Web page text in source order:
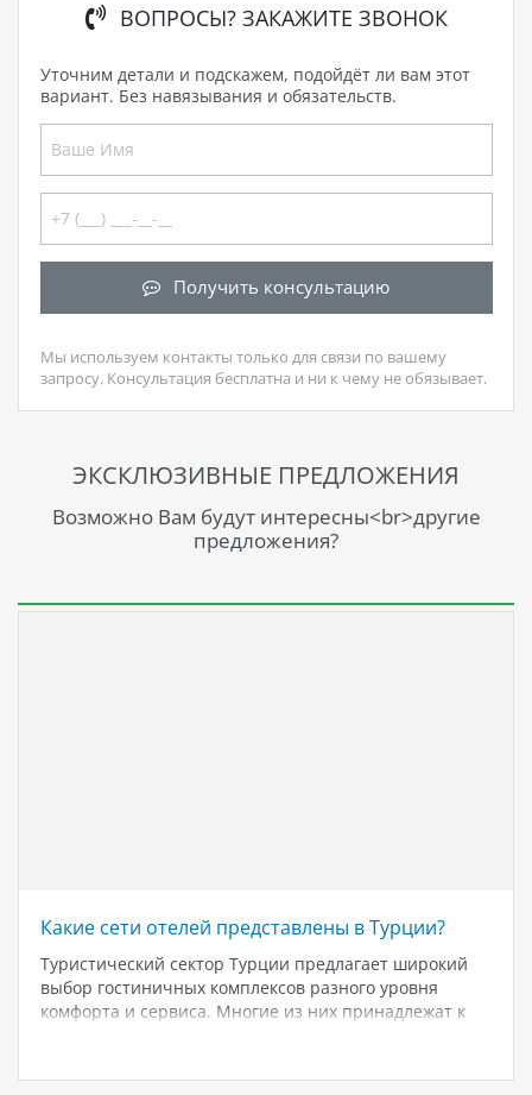
ВОПРОСЫ? ЗАКАЖИТЕ ЗВОНОК
Уточним детали и подскажем, подойдёт ли вам этот
вариант. Без навязывания и обязательств.
Получить консультацию
Мы используем контакты только для связи по вашему
запросу. Консультация бесплатна и ни к чему не обязывает.
ЭКСКЛЮЗИВНЫЕ ПРЕДЛОЖЕНИЯ
Возможно Вам будут интересны<br>другие
предложения?
Какие сети отелей представлены в Турции?
Туристический сектор Турции предлагает широкий
выбор гостиничных комплексов разного уровня
комфорта и сервиса. Многие из них принадлежат к
это одна из самых известных международных сетей